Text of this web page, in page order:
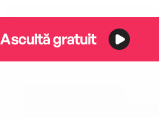
Ascultă gratuit